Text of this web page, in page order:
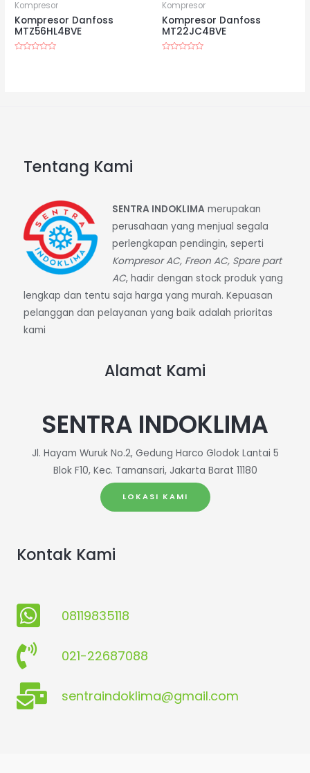
Kompresor
Kompresor Danfoss
MTZ56HL4BVE
Kompresor
Kompresor Danfoss
MT22JC4BVE
Tentang Kami
SENTRA INDOKLIMAmerupakan
perusahaan yang menjual segala
perlengkapan pendingin, seperti
Kompresor AC, Freon AC, Spare part
AC, hadir dengan stock produk yang
lengkap dan tentu saja harga yang murah. Kepuasan
pelanggan dan pelayanan yang baik adalah prioritas
kami
Alamat Kami
SENTRA INDOKLIMA
Jl. Hayam Wuruk No.2, Gedung Harco Glodok Lantai 5
Blok F10, Kec. Tamansari, Jakarta Barat 11180
LOKASI KAMI
Kontak Kami
08119835118
021-22687088
sentraindoklima@gmail.com